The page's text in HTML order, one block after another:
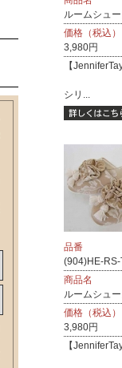
ルームシュ
価格（税込）
3,980円
【
シリ...
品番
(904)HE-RS-
商品名
ルームシュ
価格（税込）
3,980円
【